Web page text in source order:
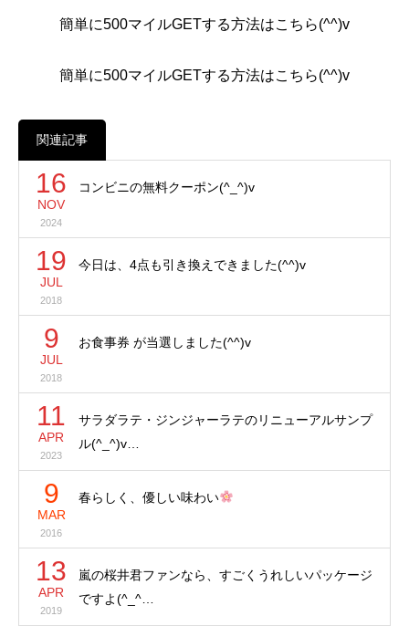
簡単に500マイルGETする方法はこちら(^^)v
簡単に500マイルGETする方法はこちら(^^)v
関連記事
16
NOV
2024
コンビニの無料クーポン(^_^)v
19
JUL
2018
今日は、4点も引き換えできました(^^)v
9
JUL
2018
お食事券 が当選しました(^^)v
11
APR
2023
サラダラテ・ジンジャーラテのリニューアルサンプ
ル(^_^)v…
9
MAR
2016
春らしく、優しい味わい
13
APR
2019
嵐の桜井君ファンなら、すごくうれしいパッケージ
ですよ(^_^…